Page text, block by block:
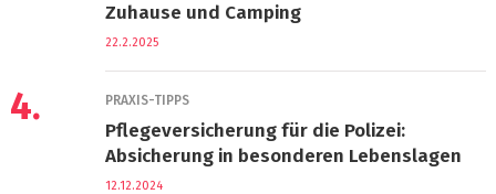
Zuhause und Camping
22.2.2025
4. PRAXIS-TIPPS
Pflegeversicherung für die Polizei:
Absicherung in besonderen Lebenslagen
12.12.2024